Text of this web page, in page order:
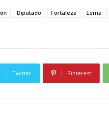
Diputado Fortaleza Lema
Twitter Pinterest